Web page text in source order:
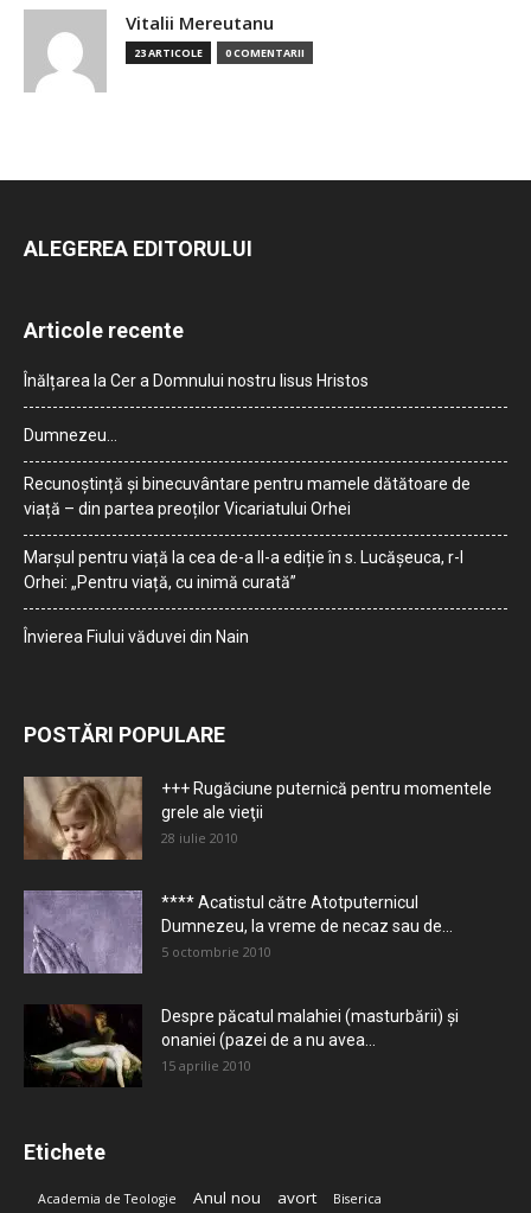
Vitalii Mereutanu
23 ARTICOLE 0 COMENTARII
ALEGEREA EDITORULUI
Articole recente
Înălțarea la Cer a Domnului nostru Iisus Hristos
Dumnezeu…
Recunoștință și binecuvântare pentru mamele dătătoare de
viață – din partea preoților Vicariatului Orhei
Marșul pentru viață la cea de-a II-a ediție în s. Lucășeuca, r-l
Orhei: „Pentru viață, cu inimă curată”
Învierea Fiului văduvei din Nain
POSTĂRI POPULARE
+++ Rugăciune puternică pentru momentele
grele ale vieţii
28 iulie 2010
**** Acatistul către Atotputernicul
Dumnezeu, la vreme de necaz sau de...
5 octombrie 2010
Despre păcatul malahiei (masturbării) şi
onaniei (pazei de a nu avea...
15 aprilie 2010
Etichete
Academia de Teologie Anul nou avort Biserica